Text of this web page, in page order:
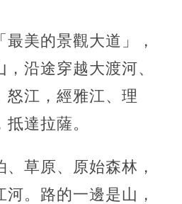
美的景觀大道」，
沿途穿越大渡河、
怒江，經雅江、理
達拉薩。
草原、原始森林，
。路的一邊是山，